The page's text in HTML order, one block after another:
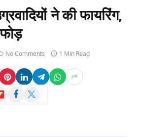
ने की फायरिंग,
No Comments 1 Min Read
Facebook